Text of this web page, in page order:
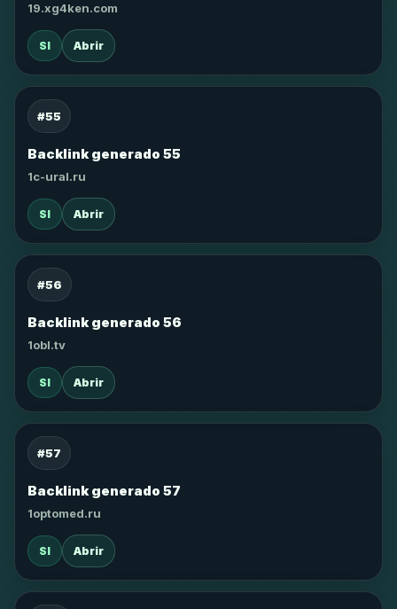
19.xg4ken.com
SI Abrir
#55
Backlink generado 55
1c-ural.ru
SI Abrir
#56
Backlink generado 56
1obl.tv
SI Abrir
#57
Backlink generado 57
1optomed.ru
SI Abrir